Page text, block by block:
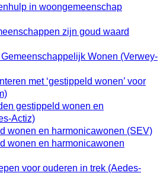
in woongemeenschap
zijn goud waard
Wonen (Verwey-
met ‘gestippeld wonen’ voor
gestippeld wonen en
Actiz)
wonen en harmonicawonen (SEV)
wonen en harmonicawonen
voor ouderen in trek (Aedes-